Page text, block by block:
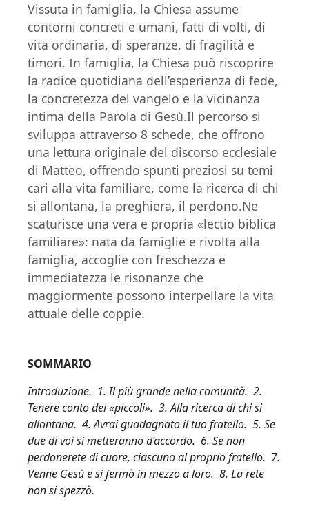
Vissuta in famiglia, la Chiesa assume
contorni concreti e umani, fatti di volti, di
vita ordinaria, di speranze, di fragilità e
timori. In famiglia, la Chiesa può riscoprire
la radice quotidiana dell’esperienza di fede,
la concretezza del vangelo e la vicinanza
intima della Parola di Gesù.Il percorso si
sviluppa attraverso 8 schede, che offrono
una lettura originale del discorso ecclesiale
di Matteo, offrendo spunti preziosi su temi
cari alla vita familiare, come la ricerca di chi
si allontana, la preghiera, il perdono.Ne
scaturisce una vera e propria «lectio biblica
familiare»: nata da famiglie e rivolta alla
famiglia, accoglie con freschezza e
immediatezza le risonanze che
maggiormente possono interpellare la vita
attuale delle coppie.
SOMMARIO
Introduzione. 1. Il più grande nella comunità. 2.
Tenere conto dei «piccoli». 3. Alla ricerca di chi si
allontana. 4. Avrai guadagnato il tuo fratello. 5. Se
due di voi si metteranno d’accordo. 6. Se non
perdonerete di cuore, ciascuno al proprio fratello. 7.
Venne Gesù e si fermò in mezzo a loro. 8. La rete
non si spezzò.